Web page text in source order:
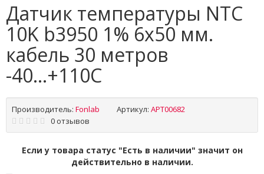
Датчик температуры NTC
10K b3950 1% 6x50 мм.
кабель 30 метров
-40...+110C
Производитель: Fonlab Артикул: APT00682
0 отзывов
Если у товара статус "Есть в наличии" значит он
действительно в наличии.